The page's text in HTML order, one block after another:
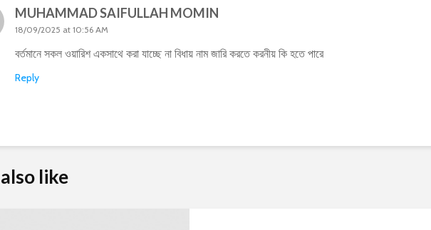
MUHAMMAD SAIFULLAH MOMIN
18/09/2025 at 10:56 AM
বর্তমানে সকল ওয়ারিশ একসাথে করা যাচ্ছে না বিধায় নাম জারি করতে করনীয় কি হতে পারে
Reply
like